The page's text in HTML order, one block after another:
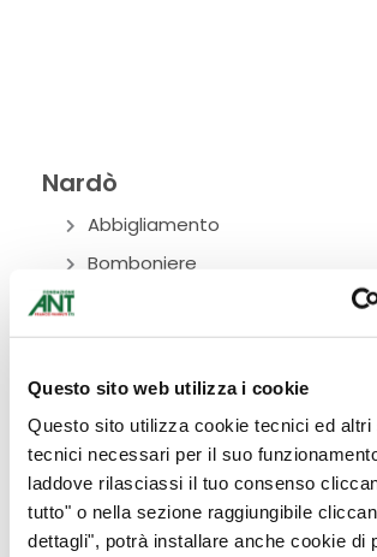
Questo sito web utilizza i cookie
Questo sito utilizza cookie tecnici ed altri
tecnici necessari per il suo
laddove rilasciassi il tuo consenso
tutto" o nella sezione raggiungibile
dettagli", potrà installare anche cookie di
Nardò
Abbigliamento
Bomboniere
Ciclamini
Cura del corpo
Donazioni
Eventi
Fiori
Idee per la casa